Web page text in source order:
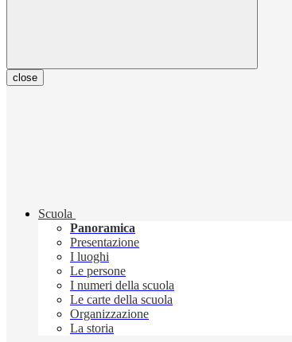
close
Scuola
Panoramica
Presentazione
I luoghi
Le persone
I numeri della scuola
Le carte della scuola
Organizzazione
La storia